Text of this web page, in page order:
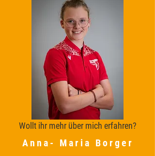
Wollt ihr mehr über mich erfahren?
Anna- Maria Borger